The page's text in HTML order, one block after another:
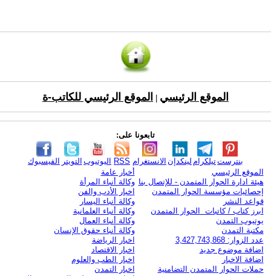
الموقع الرئيسي الموقع الرئيسي للكاتب-ة
تابعونا على:
الفيسبوك التويتر اليوتيوب RSS الانستغرام لينكدإن تيلكرامبنترست
الموقع الرئيسي
هيئة ادارة الحوار المتمدن - للإتصال بنا
إحصائيات مؤسسة الحوار المتمدن
قواعد النشر
ابرز كتاب / كاتبات الحوار المتمدن
يوتيوب التمدن
مكتبة التمدن
عدد الزوار: 3,427,743,868
اضافة موضوع جديد
اضافة الاخبار
حملات الحوار المتمدن التضامنية
أخبار عامة
وكالة أنباء المرأة
اخبار الأدب والفن
وكالة أنباء اليسار
وكالة أنباء العلمانية
وكالة أنباء العمال
وكالة أنباء حقوق الإنسان
اخبار الرياضة
اخبار الاقتصاد
اخبار الطب والعلوم
اخبار التمدن